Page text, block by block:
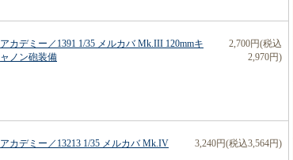
アカデミー／1391 1/35 メルカバ Mk.III 120mmキ
ャノン砲装備
2,700円(税込
2,970円)
アカデミー／13213 1/35 メルカバ Mk.IV 3,240円(税込3,564円)